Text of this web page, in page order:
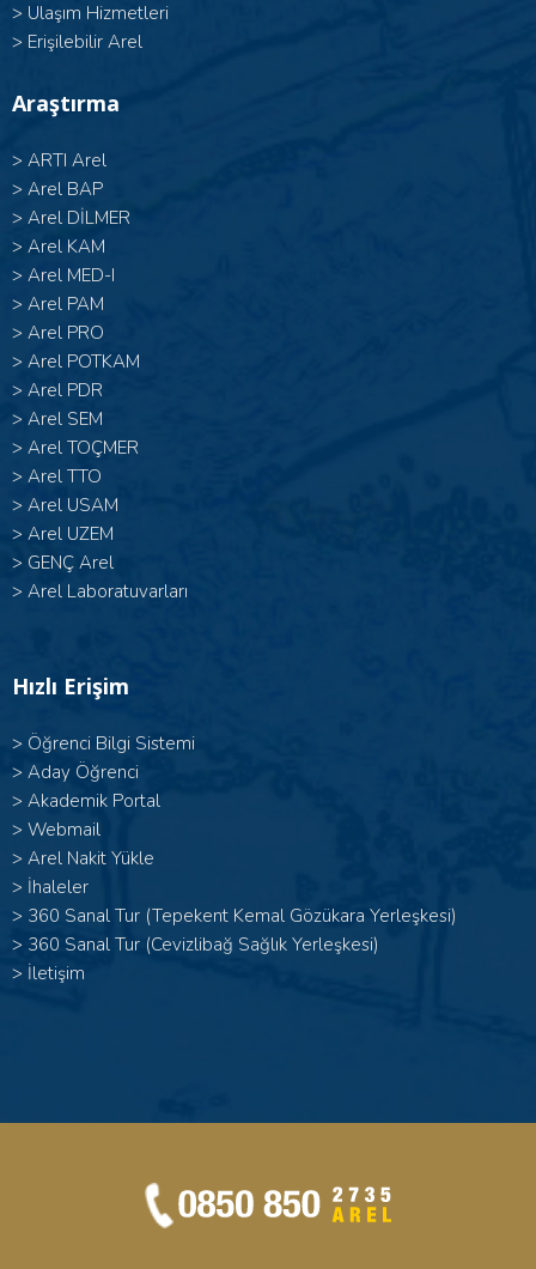
> Ulaşım Hizmetleri
> Erişilebilir Arel
Araştırma
> ARTI Arel
> Arel BAP
> Arel DİLMER
> Arel KAM
> Arel MED-I
> Arel PAM
> Arel PRO
> Arel POTKAM
> Arel PDR
> Arel SEM
> Arel TOÇMER
> Arel TTO
> Arel USAM
> Arel UZEM
> GENÇ Arel
> Arel Laboratuvarları
Hızlı Erişim
> Öğrenci Bilgi Sistemi
> Aday Öğrenci
> Akademik Portal
> Webmail
> Arel Nakit Yükle
> İhaleler
> 360 Sanal Tur (Tepekent Kemal Gözükara Yerleşkesi)
> 360 Sanal Tur (Cevizlibağ Sağlık Yerleşkesi)
> İletişim